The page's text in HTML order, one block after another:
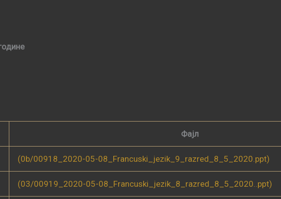
Фајл
(0b/00918_2020-05-08_Francuski_jezik_9_razred_8_5_2020.ppt)
(03/00919_2020-05-08_Francuski_jezik_8_razred_8_5_2020..ppt)